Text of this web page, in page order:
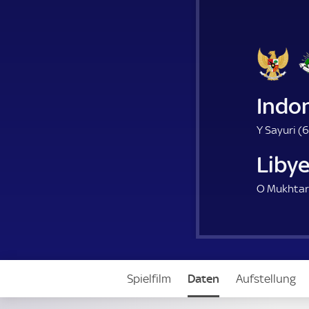
Y Sayuri (
O
Spielfilm Daten Aufstellung